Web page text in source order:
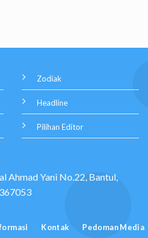
Zodiak
Headline
Pilihan Editor
Ahmad Yani No.22, Bantul,
Kontak Pedoman Media